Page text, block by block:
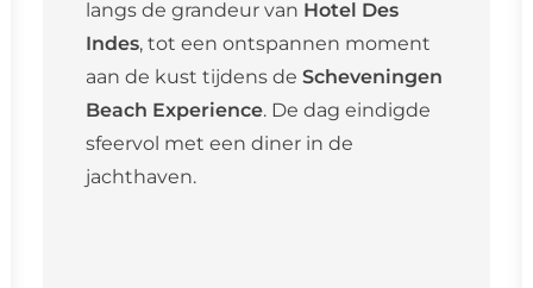
langs de grandeur van Hotel Des
Indes, tot een ontspannen moment
aan de kust tijdens de Scheveningen
Beach Experience. De dag eindigde
sfeervol met een diner in de
jachthaven.